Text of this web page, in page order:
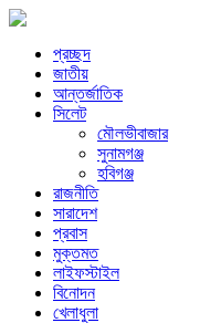
প্রচ্ছদ
জাতীয়
আন্তর্জাতিক
সিলেট
মৌলভীবাজার
সুনামগঞ্জ
হবিগঞ্জ
রাজনীতি
সারাদেশ
প্রবাস
মুক্তমত
লাইফস্টাইল
বিনোদন
খেলাধুলা